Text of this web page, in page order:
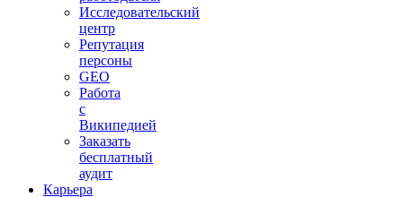
Исследовательский
центр
Репутация
персоны
GEO
Работа
с
Википедией
Заказать
бесплатный
аудит
Карьера